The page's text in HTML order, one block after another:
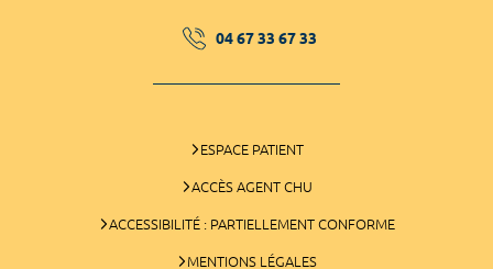
04 67 33 67 33
ESPACE PATIENT
ACCÈS AGENT CHU
ACCESSIBILITÉ : PARTIELLEMENT CONFORME
MENTIONS LÉGALES